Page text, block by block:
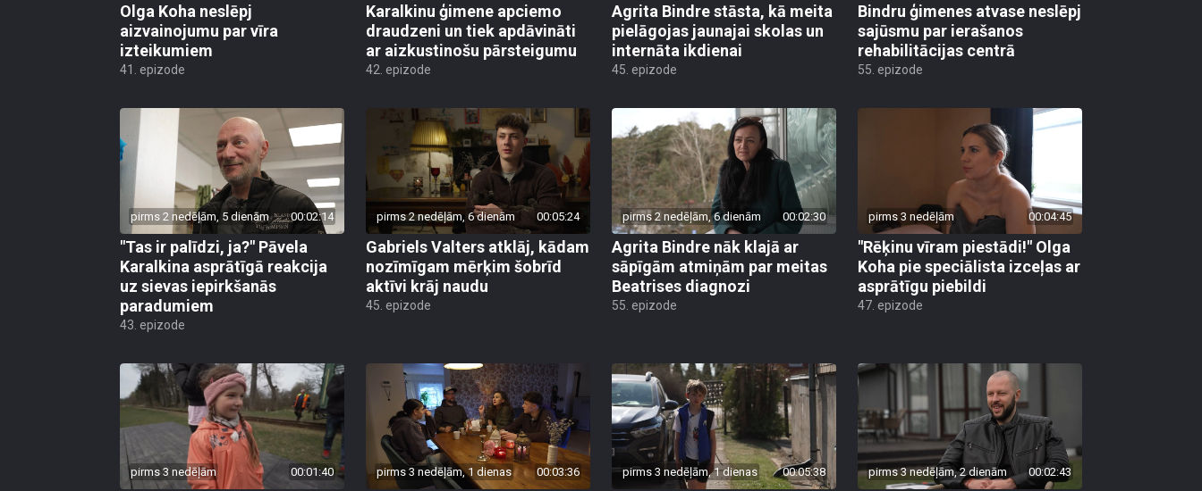
Olga Koha neslēpj
aizvainojumu par vīra
izteikumiem
41. epizode
Karalkinu ģimene apciemo
draudzeni un tiek apdāvināti
ar aizkustinošu pārsteigumu
42. epizode
Agrita Bindre stāsta, kā meita
pielāgojas jaunajai skolas un
internāta ikdienai
45. epizode
Bindru ģimenes atvase neslēpj
sajūsmu par ierašanos
rehabilitācijas centrā
55. epizode
pirms 2 nedēļām, 5 dienām 00:02:14
"Tas ir palīdzi, ja?" Pāvela
Karalkina asprātīgā reakcija
uz sievas iepirkšanās
paradumiem
43. epizode
pirms 2 nedēļām, 6 dienām 00:05:24
Gabriels Valters atklāj, kādam
nozīmīgam mērķim šobrīd
aktīvi krāj naudu
45. epizode
pirms 2 nedēļām, 6 dienām 00:02:30
Agrita Bindre nāk klajā ar
sāpīgām atmiņām par meitas
Beatrises diagnozi
55. epizode
pirms 3 nedēļām 00:04:45
"Rēķinu vīram piestādi!" Olga
Koha pie speciālista izceļas ar
asprātīgu piebildi
47. epizode
pirms 3 nedēļām 00:01:40 pirms 3 nedēļām, 1 dienas 00:03:36 pirms 3 nedēļām, 1 dienas 00:05:38 pirms 3 nedēļām, 2 dienām 00:02:43